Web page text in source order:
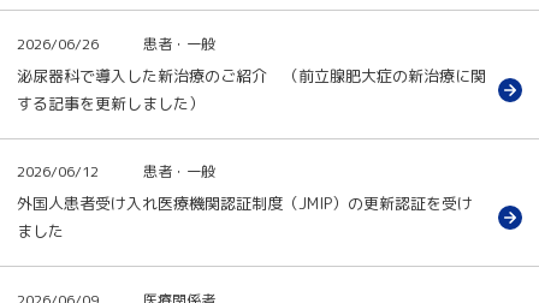
2026/06/26 患者・一般
泌尿器科で導入した新治療のご紹介 （前立腺肥大症の新治療に関
する記事を更新しました）
2026/06/12 患者・一般
外国人患者受け入れ医療機関認証制度（JMIP）の更新認証を受け
ました